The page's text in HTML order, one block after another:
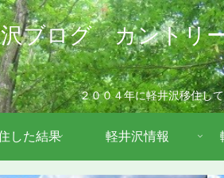
ブログ カントリ
２００４年に軽井沢移住し
した結果 軽井沢情報